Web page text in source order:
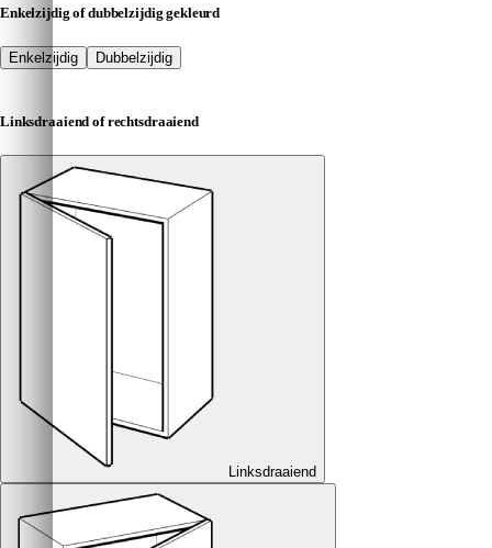
Enkelzijdig of dubbelzijdig gekleurd
Enkelzijdig Dubbelzijdig
Linksdraaiend of rechtsdraaiend
Linksdraaiend